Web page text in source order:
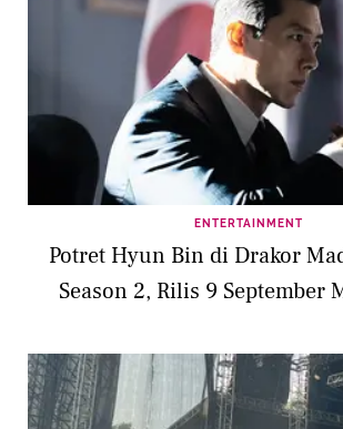
ENTERTAINMENT
Potret Hyun Bin di Drakor
Season 2, Rilis 9 September